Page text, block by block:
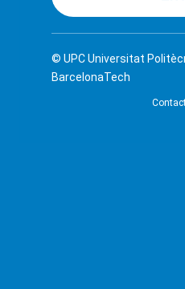
© UPCUniversitat
BarcelonaTech